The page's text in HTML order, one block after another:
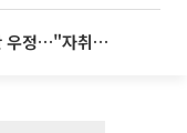
'나혼산' 류혜영, 고경표와 16년산 우정…"자취방서 부모님과 마주쳐"